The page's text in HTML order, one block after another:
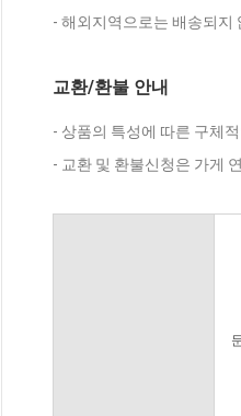
- 해외지역으로는 배송되지
교환/환불 안내
- 상품의 특성에 따른 구체
- 교환 및 환불신청은 가게